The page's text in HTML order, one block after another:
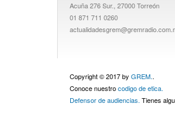
Acuña 276 Sur., 27000 Torreón
01 871 711 0260
Copyright © 2017 by GREM..
Conoce nuestrocodigo de etica.
Defensor de audiencias. Tienes